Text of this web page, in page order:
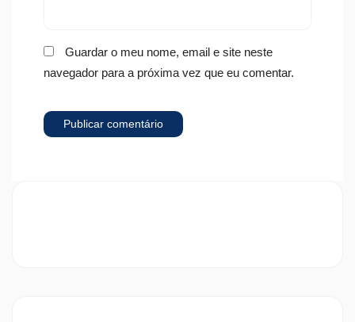
Guardar o meu nome, email e site neste
navegador para a próxima vez que eu comentar.